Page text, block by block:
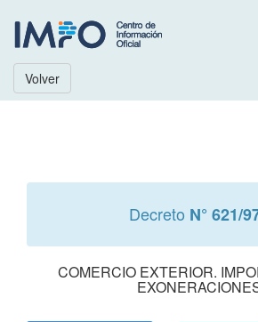
Volver
Decreto N° 621/
COMERCIO EXTERIOR.